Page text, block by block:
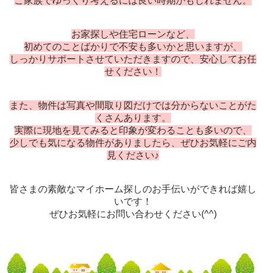
お家探しや住宅 ローンなど、
初めてのことばかりで不安も多いかと思いますが、
しっかりサポートさせていただきますので、安心してお任
せください！
また、物件は写真や間取り図だけでは分からないことがた
くさんあります。
実際に現地を見てみると印象が変わることも多いので、
少しでも気になる物件がありましたら、ぜひお気軽にご内
見ください♪
皆さまの素敵なマイホーム探しのお手伝いができれば嬉し
いです！
ぜひお気軽にお問い合わせください(^^)